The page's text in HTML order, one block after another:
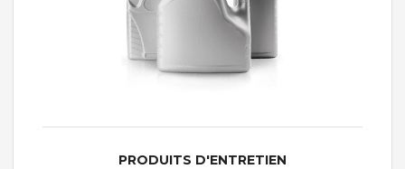
PRODUITS D'ENTRETIEN